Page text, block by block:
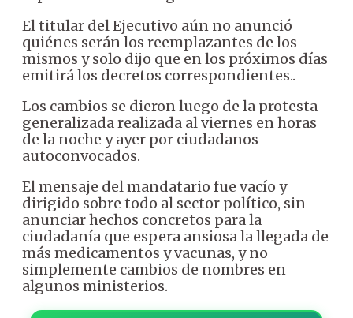
El titular del Ejecutivo aún no anunció
quiénes serán los reemplazantes de los
mismos y solo dijo que en los próximos días
emitirá los decretos correspondientes..
Los cambios se dieron luego de la protesta
generalizada realizada al viernes en horas
de la noche y ayer por ciudadanos
autoconvocados.
El mensaje del mandatario fue vacío y
dirigido sobre todo al sector político, sin
anunciar hechos concretos para la
ciudadanía que espera ansiosa la llegada de
más medicamentos y vacunas, y no
simplemente cambios de nombres en
algunos ministerios.